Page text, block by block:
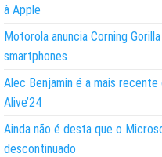
à Apple
Motorola anuncia Corning
smartphones
Alec Benjamin é a mais
Alive’24
Ainda não é desta que o
descontinuado